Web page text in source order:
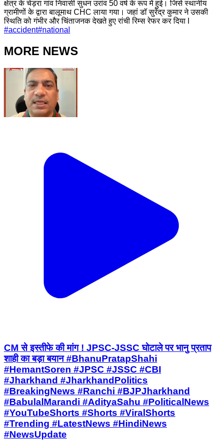
क्षेत्र के चेड़रा गांव निवासी सुधन उरांव 50 वर्ष के रूप में हुई। जिसे स्थानीय
ग्रामीणों के द्वारा बालूमाथ CHC लाया गया। जहां डॉ सुरेंद्र कुमार ने उसकी
स्थिति को गंभीर और चिंताजनक देखते हुए रांची रिम्स रेफर कर दिया l
#accident#national
MORE NEWS
CM से इस्तीफे की मांग ! JPSC-JSSC घोटाले पर भानु प्रताप
शाही का बड़ा बयान #BhanuPratapShahi
#HemantSoren #JPSC #JSSC #CBI
#Jharkhand #JharkhandPolitics
#BreakingNews #Ranchi #BJPJharkhand
#BabulalMarandi #AdityaSahu #PoliticalNews
#YouTubeShorts #Shorts #ViralShorts
#Trending #LatestNews #HindiNews
#NewsUpdate